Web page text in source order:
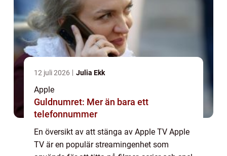
12 juli 2026 Julia Ekk
Apple
Guldnumret: Mer än bara ett
telefonnummer
En översikt av att stänga av Apple TV Apple
TV är en populär streamingenhet som